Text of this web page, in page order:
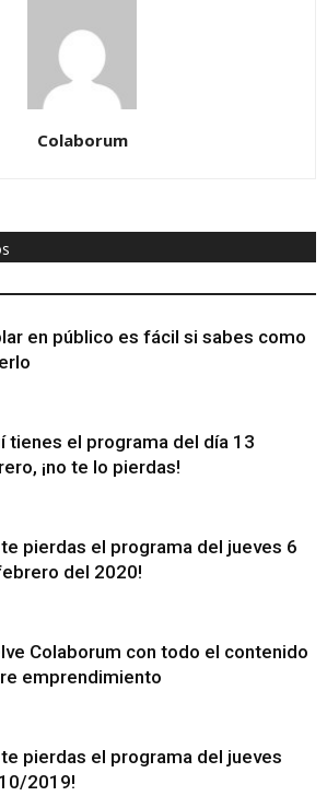
Colaborum
en público es fácil si sabes como
tienes el programa del día 13
¡no te lo pierdas!
te pierdas el programa del jueves 6
del 2020!
Colaborum con todo el contenido
emprendimiento
te pierdas el programa del jueves
2019!